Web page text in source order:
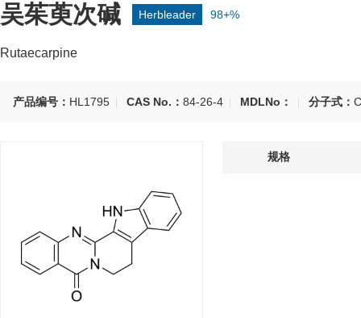
吴茱萸次碱 Herbleader 98+%
Rutaecarpine
产品编号： HL1795 CAS No.： 84-26-4 MDLNo： 分子式：
规格